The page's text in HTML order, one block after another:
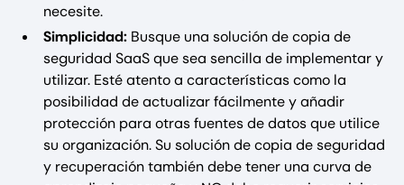
necesite.
Simplicidad: Busque una solución de copia de
seguridad SaaS que sea sencilla de implementar y
utilizar. Esté atento a características como la
posibilidad de actualizar fácilmente y añadir
protección para otras fuentes de datos que utilice
su organización. Su solución de copia de seguridad
y recuperación también debe tener una curva de